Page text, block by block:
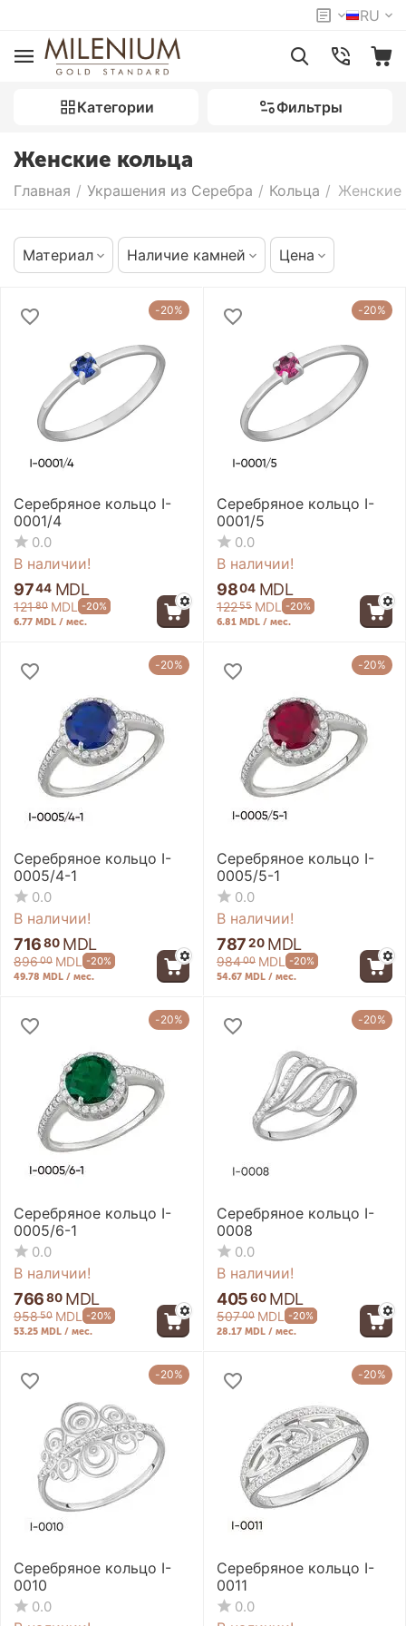
RU
Категории Фильтры
Женские кольца
Главная / Украшения из Серебра / Кольца / Женские
Материал Наличие камней Цена
-20%
Серебряное кольцо I-
0001/4
0.0
В наличии!
9744 MDL
12180 MDL -20%
6.77 MDL / мес.
-20%
Серебряное кольцо I-
0001/5
0.0
В наличии!
9804 MDL
12255 MDL -20%
6.81 MDL / мес.
-20%
Серебряное кольцо I-
0005/4-1
0.0
В наличии!
71680 MDL
89600 MDL -20%
49.78 MDL / мес.
-20%
Серебряное кольцо I-
0005/5-1
0.0
В наличии!
78720 MDL
98400 MDL -20%
54.67 MDL / мес.
-20%
Серебряное кольцо I-
0005/6-1
0.0
В наличии!
76680 MDL
95850 MDL -20%
53.25 MDL / мес.
-20%
Серебряное кольцо I-
0008
0.0
В наличии!
40560 MDL
50700 MDL -20%
28.17 MDL / мес.
-20%
Серебряное кольцо I-
0010
0.0
-20%
Серебряное кольцо I-
0011
0.0